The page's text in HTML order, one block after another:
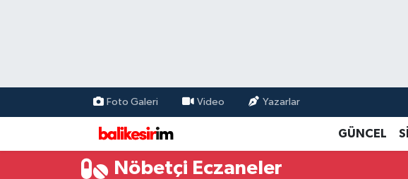
Foto Galeri Video Yazarlar
GÜNCEL
Nöbetçi Eczaneler